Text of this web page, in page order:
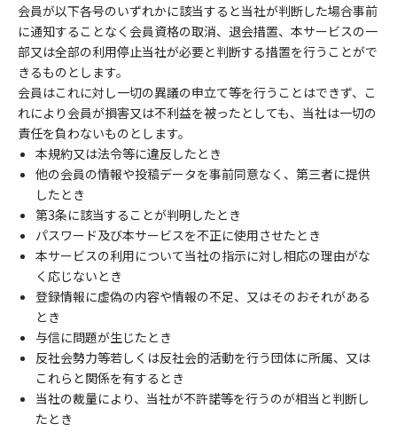
会員が以下各号のいずれかに該当すると当社が判断した場合事前
に通知することなく会員資格の取消、退会措置、本サービスの一
部又は全部の利用停止当社が必要と判断する措置を行うことがで
きるものとします。
会員はこれに対し一切の異議の申立て等を行うことはできず、こ
れにより会員が損害又は不利益を被ったとしても、当社は一切の
責任を負わないものとします。
本規約又は法令等に違反したとき
他の会員の情報や投稿データを事前同意なく、第三者に提供
したとき
第3条に該当することが判明したとき
パスワード及び本サービスを不正に使用させたとき
本サービスの利用について当社の指示に対し相応の理由がな
く応じないとき
登録情報に虚偽の内容や情報の不足、又はそのおそれがある
とき
与信に問題が生じたとき
反社会勢力等若しくは反社会的活動を行う団体に所属、又は
これらと関係を有するとき
当社の裁量により、当社が不許諾等を行うのが相当と判断し
たとき